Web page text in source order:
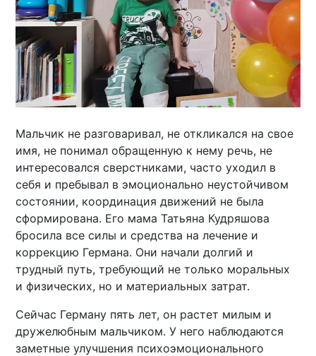
Мальчик не разговаривал, не откликался на свое
имя, не понимал обращенную к нему речь, не
интересовался сверстниками, часто уходил в
себя и пребывал в эмоционально неустойчивом
состоянии, координация движений не была
сформирована. Его мама Татьяна Кудряшова
бросила все силы и средства на лечение и
коррекцию Германа. Они начали долгий и
трудный путь, требующий не только моральных
и физических, но и материальных затрат.
Сейчас Герману пять лет, он растет милым и
дружелюбным мальчиком. У него наблюдаются
заметные улучшения психоэмоционального